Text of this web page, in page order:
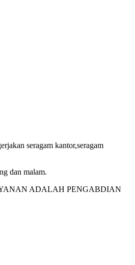
seragam kantor,seragam
dan malam.
ADALAH PENGABDIAN